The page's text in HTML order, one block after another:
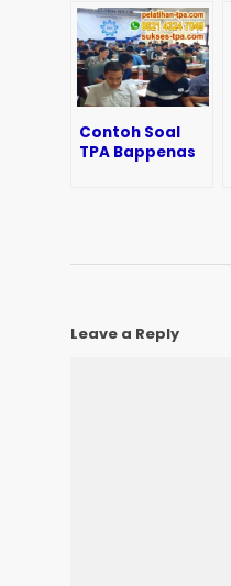
Contoh Soal
TPA Bappenas
Leave a Reply